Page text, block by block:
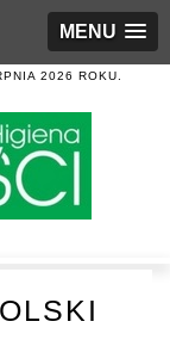
MENU
2026 ROKU.